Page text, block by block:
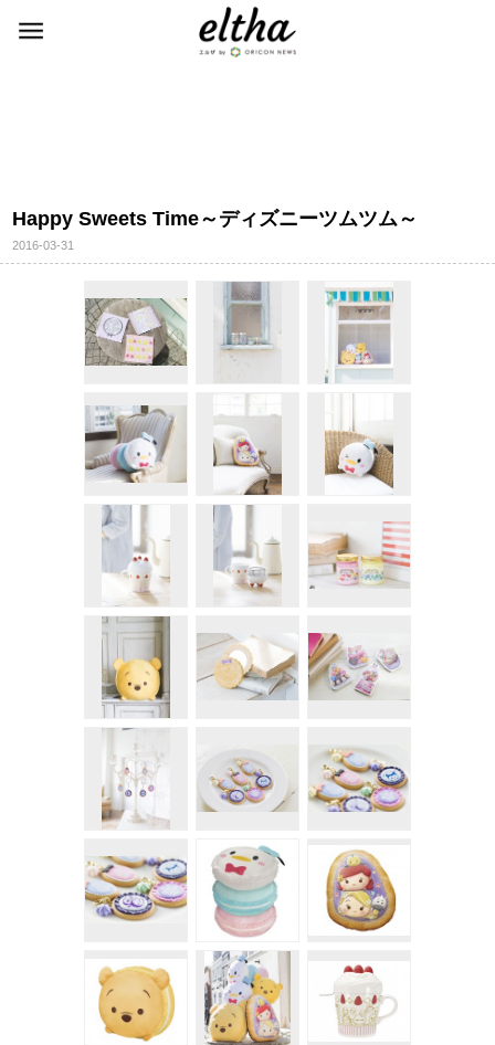
Happy Sweets Time～ディズニーツムツム～
2016-03-31